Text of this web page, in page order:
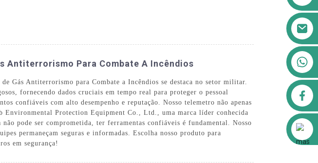
airppb123@gmail.com
Alibaba
Antiterrorismo Para Combate A Incêndios
Gás Antiterrorismo para Combate a Incêndios se destaca no setor militar.
fornecendo dados cruciais em tempo real para proteger o pessoal
confiáveis ​​com alto desempenho e reputação. Nosso telemetro não apenas
Environmental Protection Equipment Co., Ltd., uma marca líder conhecida
pode ser comprometida, ter ferramentas confiáveis ​​é fundamental. Nosso
permaneçam seguras e informadas. Escolha nosso produto para
em segurança!